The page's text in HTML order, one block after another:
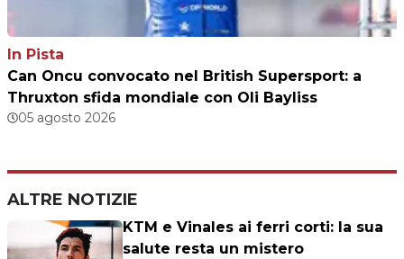
In Pista
Can Oncu convocato nel British Supersport: a
Thruxton sfida mondiale con Oli Bayliss
05 agosto 2026
ALTRE NOTIZIE
KTM e Vinales ai ferri corti: la sua
salute resta un mistero